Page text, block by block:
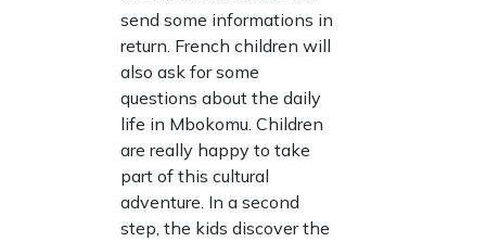
send some informations in
return. French children will
also ask for some
questions about the daily
life in Mbokomu. Children
are really happy to take
part of this cultural
adventure. In a second
step, the kids discover the